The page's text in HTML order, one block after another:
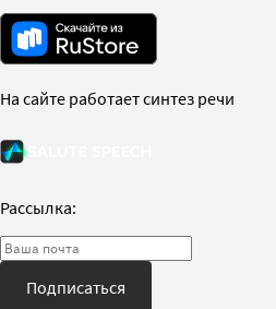
На сайте работает синтез речи
Рассылка:
Подписаться